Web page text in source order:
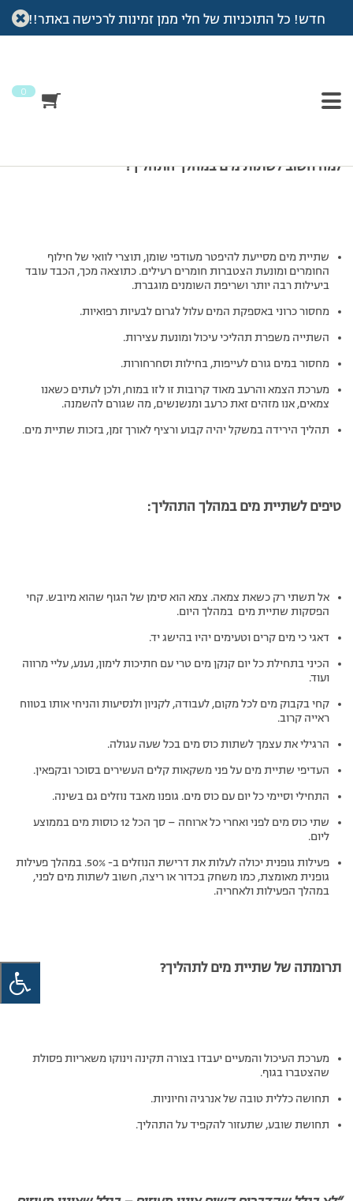
חדש! כל התוכניות של חלי ממן זמינות לרכישה באתר!!
0
עמוד הבית >שתיית מים
למה חשוב לשתות מים במהלך התהליך?
שתיית מים מסייעת להיפטר מעודפי שומן, תוצרי לוואי של חילוף
החומרים ומונעת הצטברות חומרים רעילים. כתוצאה מכך, הכבד עובד
ביעילות רבה יותר ושריפת השומנים מוגברת.
מחסור כרוני באספקת המים עלול לגרום לבעיות רפואיות.
השתייה משפרת תהליכי עיכול ומונעת עצירות.
מחסור במים גורם לעייפות, בחילות וסחרחורות.
מערכת הצמא והרעב מאוד קרובות זו לזו במוח, ולכן לעתים כשאנו
צמאים, אנו מזהים זאת כרעב ומנשנשים, מה שגורם להשמנה.
תהליך הירידה במשקל יהיה קבוע ורציף לאורך זמן, בזכות שתיית מים.
טיפים לשתיית מים במהלך התהליך:
אל תשתי רק כשאת צמאה. צמא הוא סימן של הגוף שהוא מיובש. קחי
הפסקות שתיית מים במהלך היום.
דאגי כי מים קרים וטעימים יהיו בהישג יד.
הכיני בתחילת כל יום קנקן מים טרי עם חתיכות לימון, נענע, עליי מרווה
ועוד.
קחי בקבוק מים לכל מקום, לעבודה, לקניון ולנסיעות והניחי אותו בטווח
ראייה קרוב.
הרגילי את עצמך לשתות כוס מים בכל שעה עגולה.
העדיפי שתיית מים על פני משקאות קלים העשירים בסוכר ובקפאין.
התחילי וסיימי כל יום עם כוס מים. גופנו מאבד נוזלים גם בשינה.
שתי כוס מים לפני ואחרי כל ארוחה – סך הכל 12 כוסות מים בממוצע
ליום.
פעילות גופנית יכולה לעלות את דרישת הנוזלים ב- 50%. במהלך פעילות
גופנית מאומצת, כמו משחק בכדור או ריצה, חשוב לשתות מים לפני,
במהלך הפעילות ולאחריה.
תרומתה של שתיית מים לתהליך?
מערכת העיכול והמעיים יעבדו בצורה תקינה וינוקו משאריות פסולת
שהצטברו בגוף.
תחושה כללית טובה של אנרגיה וחיוניות.
תחושת שובע, שתעזור להקפיד על התהליך.